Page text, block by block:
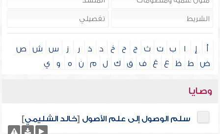
أ إ ا ب ت ث ج ح خ د ذ ر ز س ش
ص
ض
ط ظ ع غ ف ق ك ل م ن ه و ي
وصايا
سلم الوصول إلى علم الأصول [خالد الشليمي]